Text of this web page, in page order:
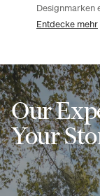
Designmarken
Entdecke mehr
Our
Your